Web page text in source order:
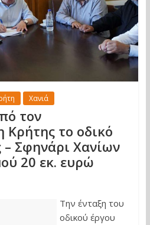
Χανιά
τον
Κρήτης το οδικό
– Σφηνάρι Χανίων
20 εκ. ευρώ
Την ένταξη του
οδικού έργου